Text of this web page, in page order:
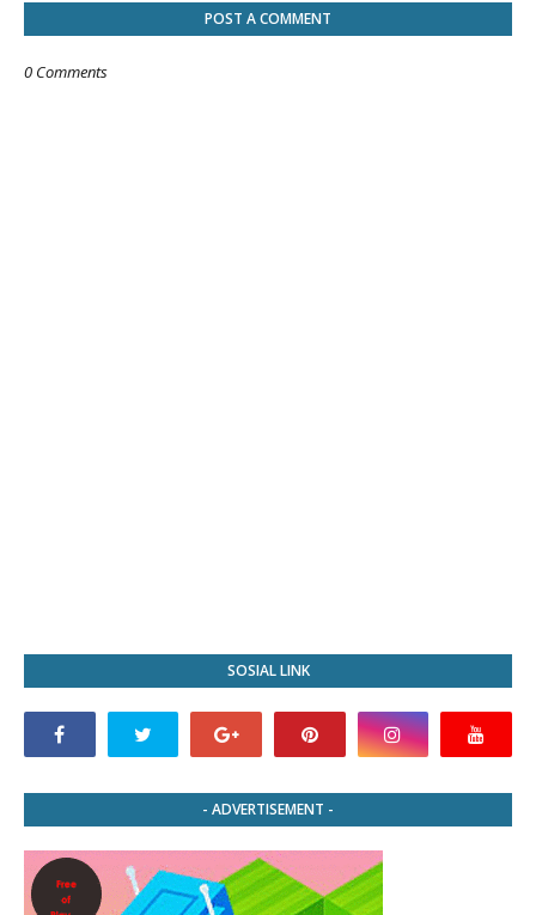
POST A COMMENT
0 Comments
SOSIAL LINK
- ADVERTISEMENT -